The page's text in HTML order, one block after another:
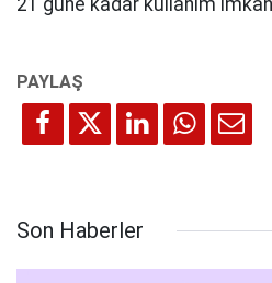
21 güne kadar kullanım
Son Haberler